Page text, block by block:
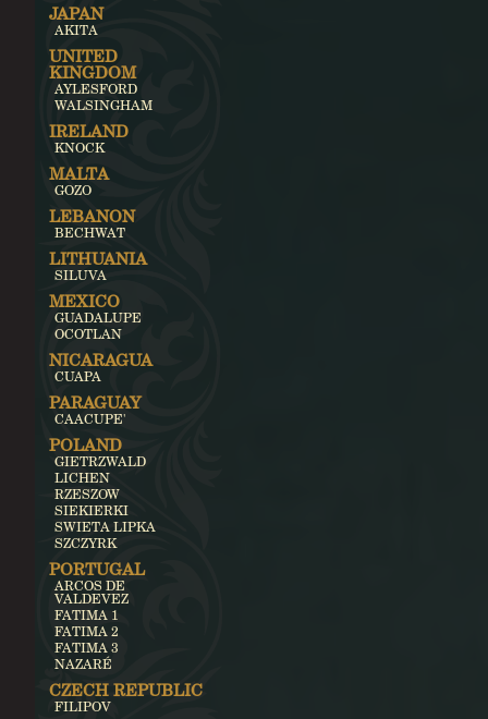
JAPAN
AKITA
UNITED
KINGDOM
AYLESFORD
WALSINGHAM
IRELAND
KNOCK
MALTA
GOZO
LEBANON
BECHWAT
LITHUANIA
SILUVA
MEXICO
GUADALUPE
OCOTLAN
NICARAGUA
CUAPA
PARAGUAY
CAACUPE'
POLAND
GIETRZWALD
LICHEN
RZESZOW
SIEKIERKI
SWIETA LIPKA
SZCZYRK
PORTUGAL
ARCOS DE
VALDEVEZ
FATIMA 1
FATIMA 2
FATIMA 3
NAZARÉ
CZECH REPUBLIC
FILIPOV